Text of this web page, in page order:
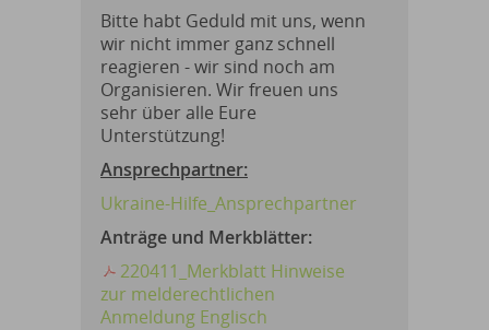
Bitte habt Geduld mit uns, wenn
wir nicht immer ganz schnell
reagieren - wir sind noch am
Organisieren. Wir freuen uns
sehr über alle Eure
Unterstützung!
Ansprechpartner:
Ukraine-Hilfe_Ansprechpartner
Anträge und Merkblätter:
220411_Merkblatt Hinweise
zur melderechtlichen
Anmeldung Englisch